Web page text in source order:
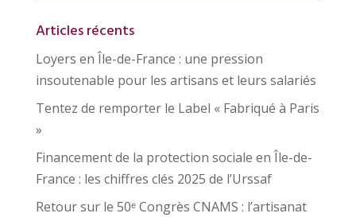
Articles récents
Loyers en Île-de-France : une pression
insoutenable pour les artisans et leurs salariés
Tentez de remporter le Label « Fabriqué à Paris
»
Financement de la protection sociale en Île-de-
France : les chiffres clés 2025 de l’Urssaf
Retour sur le 50ᵉ Congrès CNAMS : l’artisanat